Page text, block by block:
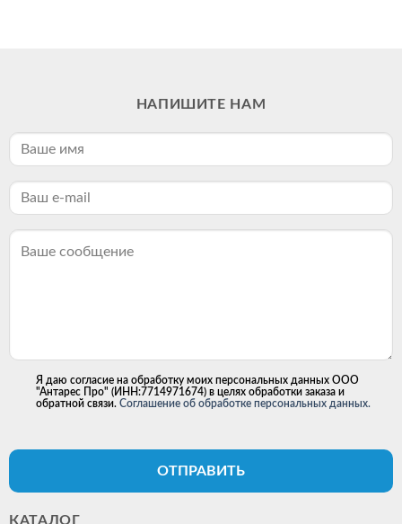
НАПИШИТЕ НАМ
Я даю согласие на обработку моих персональных данных ООО
"Антарес Про" (ИНН:7714971674) в целях обработки заказа и
обратной связи. Соглашение об обработке персональных данных.
ОТПРАВИТЬ
КАТАЛОГ